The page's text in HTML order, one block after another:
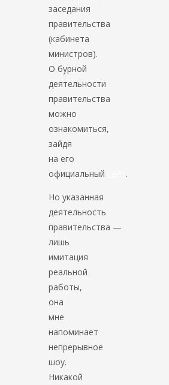
заседания
правительства
(кабинета
министров).
О бурной
деятельности
правительства
можно
ознакомиться,
зайдя
на его
официальный
.
Но указанная
деятельность
правительства —
лишь
имитация
реальной
работы,
она
мне
напоминает
непрерывное
шоу.
Никакой